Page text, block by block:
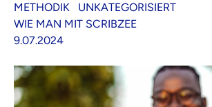
METHODIK
UNKATEGORISIERT
WIE MAN MIT SCRIBZEE
9.07.2024